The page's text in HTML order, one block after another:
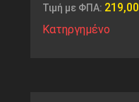
Τιμή με ΦΠΑ: 219,00
Κατηργημένο